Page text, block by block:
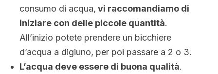
consumo di acqua, vi raccomandiamo di
iniziare con delle piccole quantità.
All’inizio potete prendere un bicchiere
d’acqua a digiuno, per poi passare a 2 o 3.
L’acqua deve essere di buona qualità.